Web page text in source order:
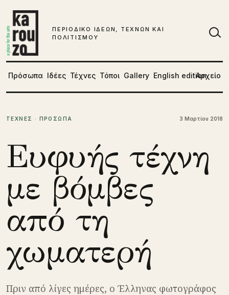
ΠΕΡΙΟΔΙΚΟ ΙΔΕΩΝ, ΤΕΧΝΩΝ ΚΑΙ
ΠΟΛΙΤΙΣΜΟΥ
Πρόσωπα Ιδέες Τέχνες Τόποι Gallery English editionΑρχείο
ΤΕΧΝΕΣ · ΠΡΟΣΩΠΑ 3 Μαρτίου 2018
Ευφυής τέχνη
με βόμβες
από τη
χωματερή
Πριν από λίγες ημέρες, ο Έλληνας φωτογράφος